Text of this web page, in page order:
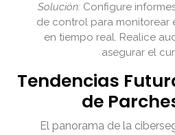
Solución: Configure
de control para monitorear
en tiempo real. Realice
asegurar el
Tendencias
de
El panorama de la